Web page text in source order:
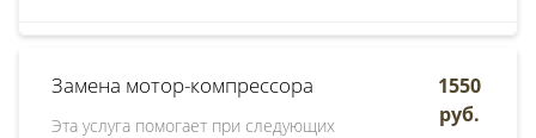
Замена мотор-компрессора
Эта услуга помогает при следующих
1550
руб.